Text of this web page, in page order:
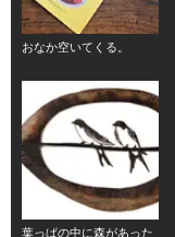
おなか空いてくる。
葉っぱの中に森があった